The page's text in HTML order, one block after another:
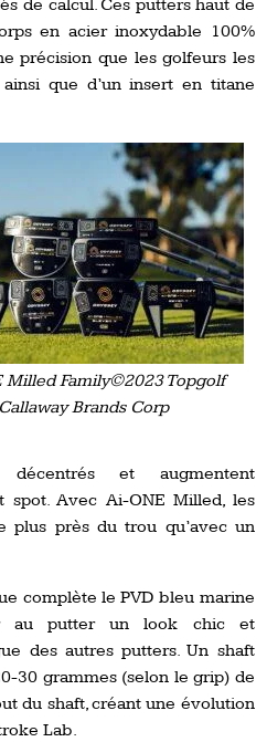
de calcul. Ces putters haut de
en acier inoxydable 100%
précision que les golfeurs les
que d’un insert en titane
Milled Family©2023 Topgolf
Callaway Brands Corp
et augmentent
spot. Avec Ai-ONE Milled, les
plus près du trou qu’avec un
complète le PVD bleu marine
au putter un look chic et
des autres putters. Un shaft
30 grammes (selon le grip) de
du shaft, créant une évolution
Lab.